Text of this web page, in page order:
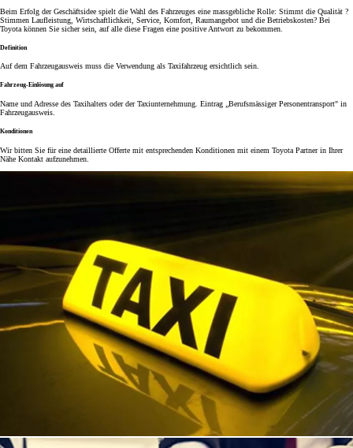
Beim Erfolg der Geschäftsidee spielt die Wahl des Fahrzeuges eine massgebliche Rolle: Stimmt die Qualität ?
Stimmen Laufleistung, Wirtschaftlichkeit, Service, Komfort, Raumangebot und die Betriebskosten? Bei
Toyota können Sie sicher sein, auf alle diese Fragen eine positive Antwort zu bekommen.
Definition
Auf dem Fahrzeugausweis muss die Verwendung als Taxifahrzeug ersichtlich sein.
Fahrzeug-Einlösung auf
Name und Adresse des Taxihalters oder der Taxiunternehmung. Eintrag „Berufsmässiger Personentransport" in
Fahrzeugausweis.
Konditionen
Wir bitten Sie für eine detaillierte Offerte mit entsprechenden Konditionen mit einem Toyota Partner in Ihrer
Nähe Kontakt aufzunehmen.